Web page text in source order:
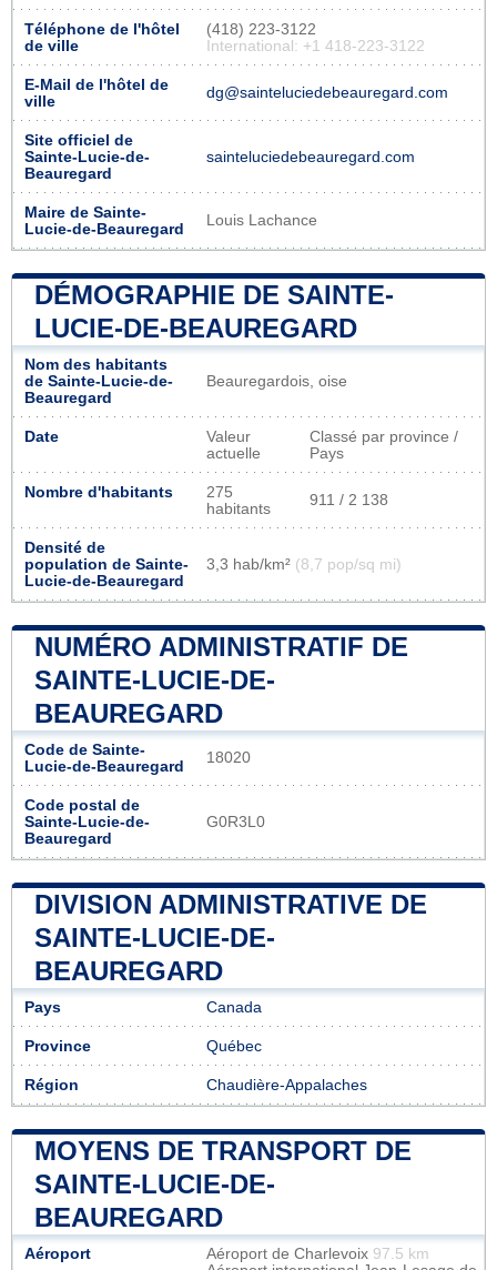
Téléphone de l'hôtel
de ville
(418) 223-3122
International: +1 418-223-3122
E-Mail de l'hôtel de
ville
dg@sainteluciedebeauregard.com
Site officiel de
Sainte-Lucie-de-
Beauregard
sainteluciedebeauregard.com
Maire de Sainte-
Lucie-de-Beauregard
Louis Lachance
DÉMOGRAPHIE DE SAINTE-
LUCIE-DE-BEAUREGARD
Nom des habitants
de Sainte-Lucie-de-
Beauregard
Beauregardois, oise
Date
Valeur
actuelle
Classé par province /
Pays
Nombre d'habitants
275
habitants
911 / 2 138
Densité de
population de Sainte-
Lucie-de-Beauregard
3,3 hab/km² (8,7 pop/sq mi)
NUMÉRO ADMINISTRATIF DE
SAINTE-LUCIE-DE-
BEAUREGARD
Code de Sainte-
Lucie-de-Beauregard
18020
Code postal de
Sainte-Lucie-de-
Beauregard
G0R3L0
DIVISION ADMINISTRATIVE DE
SAINTE-LUCIE-DE-
BEAUREGARD
Pays Canada
Province Québec
Région Chaudière-Appalaches
MOYENS DE TRANSPORT DE
SAINTE-LUCIE-DE-
BEAUREGARD
Aéroport Aéroport de Charlevoix 97.5 km